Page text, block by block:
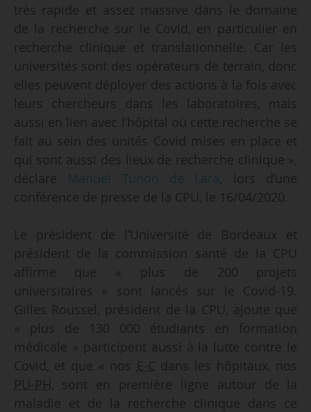
très rapide et assez massive dans le domaine
de la recherche sur le Covid, en particulier en
recherche clinique et translationnelle. Car les
universités sont des opérateurs de terrain, donc
elles peuvent déployer des actions à la fois avec
leurs chercheurs dans les laboratoires, mais
aussi en lien avec l’hôpital où cette recherche se
fait au sein des unités Covid mises en place et
qui sont aussi des lieux de recherche clinique »,
déclare Manuel Tunon de Lara, lors d’une
conférence de presse de la CPU, le 16/04/2020.
Le président de l’Université de Bordeaux et
président de la commission santé de la CPU
affirme que « plus de 200 projets
universitaires » sont lancés sur le Covid-19.
Gilles Roussel, président de la CPU, ajoute que
« plus de 130 000 étudiants en formation
médicale » participent aussi à la lutte contre le
Covid, et que « nos E-C
dans les hôpitaux, nos
PU-PH, sont en première ligne autour de la
maladie et de la recherche clinique dans ce